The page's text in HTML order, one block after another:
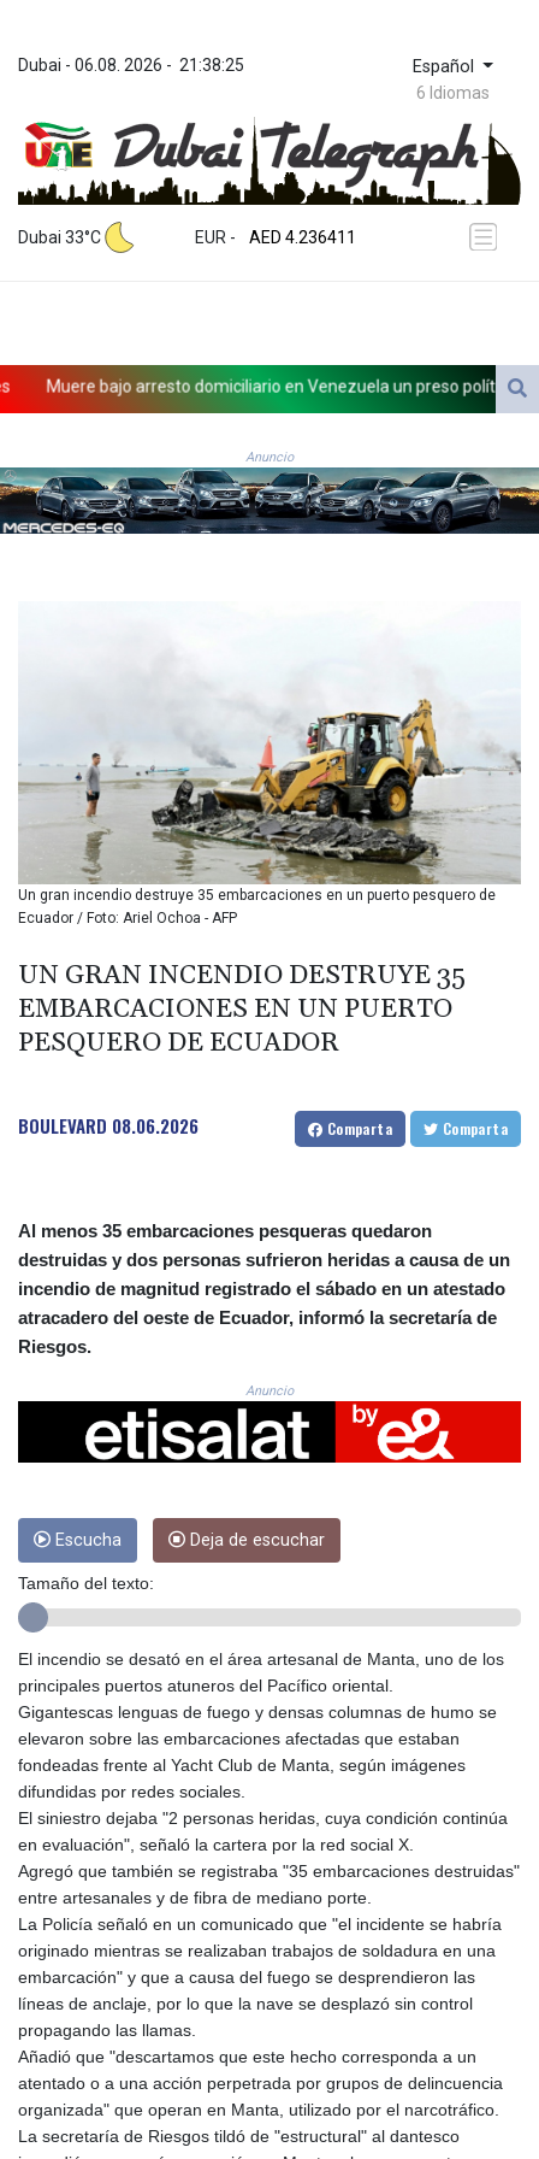
Dubai - 06.08. 2026 - 21:38:25 Español
6 Idiomas
Dubai 33°C EUR -
ZWL 371.442287
AED 4.236411
AED 4.236411
AFN 76.134675
ARS 1726.291717
AUD 1.638296
AZN 1.957663
BAM 1.954392
BBD 2.322816
BDT 142.757152
BSD 1.153264
BTN 109.754928
BWP 15.597695
BYN 3.414525
BYR 22609.559189
BZD 2.319419
CAD 1.617766
CDF 2608.174036
CLP 1052.440081
CNY 7.786316
CNH 7.784327
CUC 1.153549
CUP 30.569047
DKK 7.47577
DOP 67.201294
DZD 153.450895
EGP 57.316497
FJD 2.552746
FKP 0.856878
GBP 0.856735
GHS 13.556292
GIP 0.856878
GNF 10128.702886
GYD 241.274085
HKD 9.049096
HNL 30.910597
HRK 7.53544
HTG 150.790711
IDR 20647.372445
ILS 3.46953
IMP 0.856878
INR 109.834412
IQD 1510.805008
IRR
1585899.080318
ISK 142.416699
JMD 182.808298
JOD 0.817933
JPY 182.556612
KES 149.22293
Muere bajo arresto domiciliario en Venezuela un preso político de
Anuncio
Un gran incendio destruye 35 embarcaciones en un puerto pesquero de
Ecuador / Foto: Ariel Ochoa - AFP
UN GRAN INCENDIO DESTRUYE 35
EMBARCACIONES EN UN PUERTO
PESQUERO DE ECUADOR
BOULEVARD 08.06.2026 Comparta Comparta
Al menos 35 embarcaciones pesqueras quedaron
destruidas y dos personas sufrieron heridas a causa de un
incendio de magnitud registrado el sábado en un atestado
atracadero del oeste de Ecuador, informó la secretaría de
Riesgos.
Anuncio
Escucha Deja de escuchar
Tamaño del texto:
El incendio se desató en el área artesanal de Manta, uno de los
principales puertos atuneros del Pacífico oriental.
Gigantescas lenguas de fuego y densas columnas de humo se
elevaron sobre las embarcaciones afectadas que estaban
fondeadas frente al Yacht Club de Manta, según imágenes
difundidas por redes sociales.
El siniestro dejaba "2 personas heridas, cuya condición continúa
en evaluación", señaló la cartera por la red social X.
Agregó que también se registraba "35 embarcaciones destruidas"
entre artesanales y de fibra de mediano porte.
La Policía señaló en un comunicado que "el incidente se habría
originado mientras se realizaban trabajos de soldadura en una
embarcación" y que a causa del fuego se desprendieron las
líneas de anclaje, por lo que la nave se desplazó sin control
propagando las llamas.
Añadió que "descartamos que este hecho corresponda a un
atentado o a una acción perpetrada por grupos de delincuencia
organizada" que operan en Manta, utilizado por el narcotráfico.
La secretaría de Riesgos tildó de "estructural" al dantesco